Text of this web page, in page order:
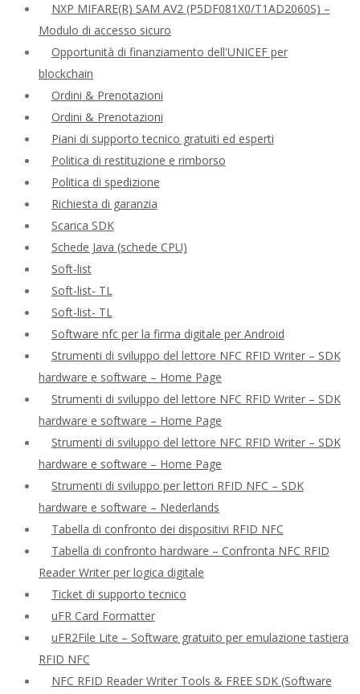
NXP MIFARE(R) SAM AV2 (P5DF081X0/T1AD2060S) –
Modulo di accesso sicuro
Opportunità di finanziamento dell'UNICEF per
blockchain
Ordini & Prenotazioni
Ordini & Prenotazioni
Piani di supporto tecnico gratuiti ed esperti
Politica di restituzione e rimborso
Politica di spedizione
Richiesta di garanzia
Scarica SDK
Schede Java (schede CPU)
Soft-list
Soft-list- TL
Soft-list- TL
Software nfc per la firma digitale per Android
Strumenti di sviluppo del lettore NFC RFID Writer – SDK
hardware e software – Home Page
Strumenti di sviluppo del lettore NFC RFID Writer – SDK
hardware e software – Home Page
Strumenti di sviluppo del lettore NFC RFID Writer – SDK
hardware e software – Home Page
Strumenti di sviluppo per lettori RFID NFC – SDK
hardware e software – Nederlands
Tabella di confronto dei dispositivi RFID NFC
Tabella di confronto hardware – Confronta NFC RFID
Reader Writer per logica digitale
Ticket di supporto tecnico
uFR Card Formatter
uFR2File Lite – Software gratuito per emulazione tastiera
RFID NFC
NFC RFID Reader Writer Tools & FREE SDK (Software